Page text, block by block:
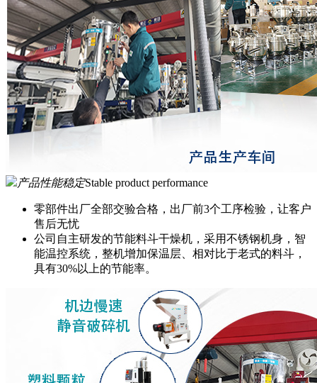
产品性能稳定Stable product performance
零部件出厂全部交验合格，出厂前3个工序检验，让客户
售后无忧
公司自主研发的节能料斗干燥机，采用不锈钢机身，智
能温控系统，整机增加保温层、相对比于老式的料斗，
具有30%以上的节能率。